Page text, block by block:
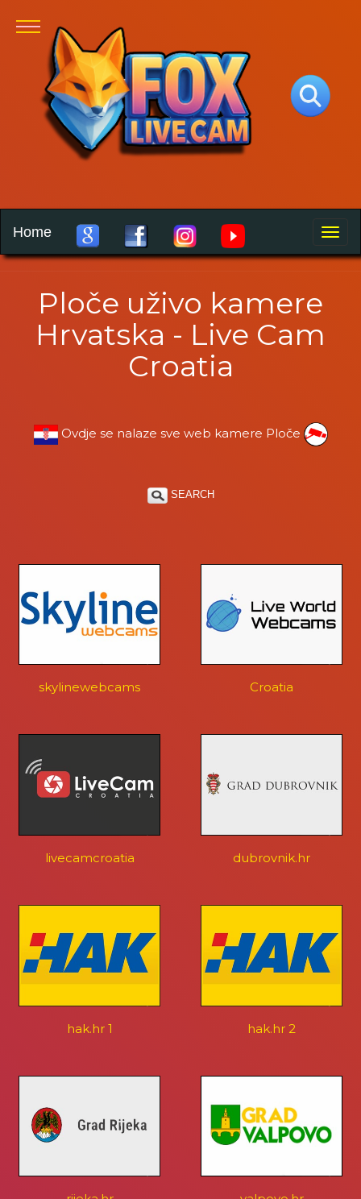
Toggle
Home
Ploče uživo kamere
Hrvatska - Live Cam
Croatia
Ovdje se nalaze sve web kamere Ploče
SEARCH
skylinewebcams Croatia
livecamcroatia dubrovnik.hr
hak.hr 1 hak.hr 2